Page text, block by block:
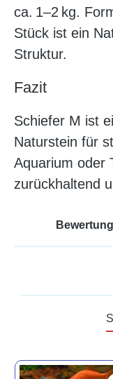
ca. 1–2 kg.
Stück ist ein
Struktur.
Fazit
Schiefer M ist
Naturstein für
Aquarium oder
zurückhaltend